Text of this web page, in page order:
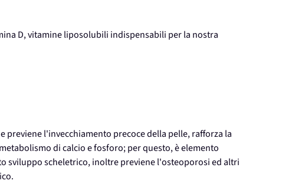
D, vitamine liposolubili indispensabili per la nostra
previene l'invecchiamento precoce della pelle, rafforza la
di calcio e fosforo; per questo, è elemento
sviluppo scheletrico, inoltre previene l'osteoporosi ed altri